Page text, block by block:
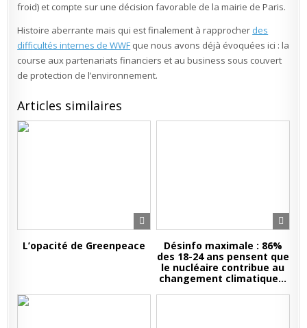
froid) et compte sur une décision favorable de la mairie de Paris.
Histoire aberrante mais qui est finalement à rapprocher des
difficultés internes de WWF que nous avons déjà évoquées ici : la
course aux partenariats financiers et au business sous couvert
de protection de l’environnement.
Articles similaires
L’opacité de Greenpeace
Désinfo maximale : 86%
des 18-24 ans pensent que
le nucléaire contribue au
changement climatique…